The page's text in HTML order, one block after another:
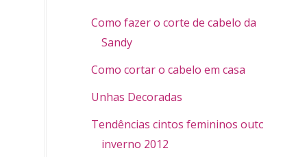
Como fazer o corte de cabelo da
Sandy
Como cortar o cabelo em casa
Unhas Decoradas
Tendências cintos femininos outono
inverno 2012